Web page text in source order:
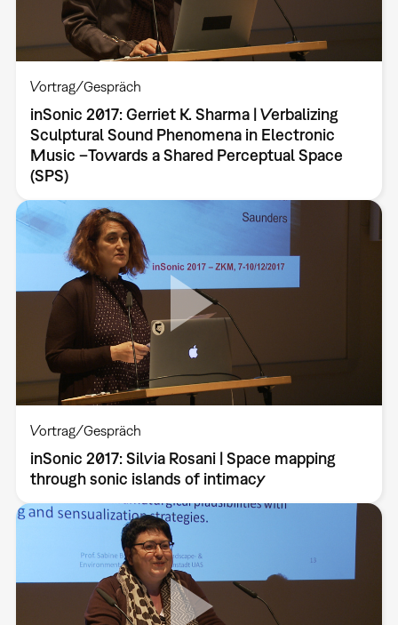
Vortrag/Gespräch
inSonic 2017: Gerriet K. Sharma | Verbalizing
Sculptural Sound Phenomena in Electronic
Music –Towards a Shared Perceptual Space
(SPS)
Vortrag/Gespräch
inSonic 2017: Silvia Rosani | Space mapping
through sonic islands of intimacy